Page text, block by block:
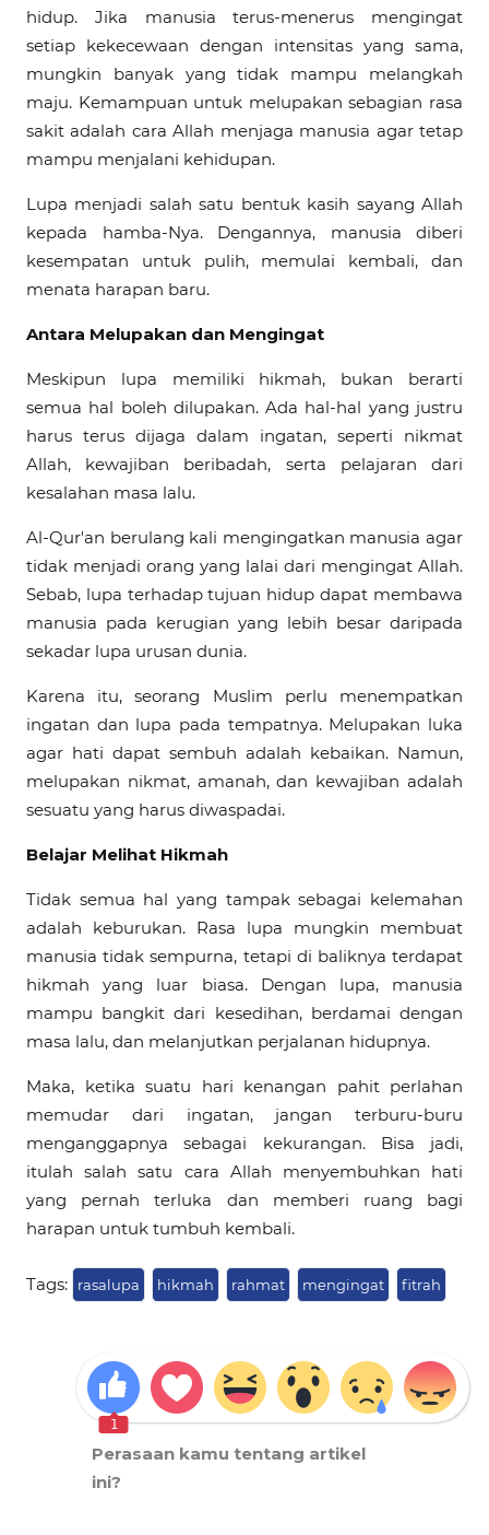
hidup. Jika manusia terus-menerus mengingat
setiap kekecewaan dengan intensitas yang sama,
mungkin banyak yang tidak mampu melangkah
maju. Kemampuan untuk melupakan sebagian rasa
sakit adalah cara Allah menjaga manusia agar tetap
mampu menjalani kehidupan.
Lupa menjadi salah satu bentuk kasih sayang Allah
kepada hamba-Nya. Dengannya, manusia diberi
kesempatan untuk pulih, memulai kembali, dan
menata harapan baru.
Antara Melupakan dan Mengingat
Meskipun lupa memiliki hikmah, bukan berarti
semua hal boleh dilupakan. Ada hal-hal yang justru
harus terus dijaga dalam ingatan, seperti nikmat
Allah, kewajiban beribadah, serta pelajaran dari
kesalahan masa lalu.
Al-Qur'an berulang kali mengingatkan manusia agar
tidak menjadi orang yang lalai dari mengingat Allah.
Sebab, lupa terhadap tujuan hidup dapat membawa
manusia pada kerugian yang lebih besar daripada
sekadar lupa urusan dunia.
Karena itu, seorang Muslim perlu menempatkan
ingatan dan lupa pada tempatnya. Melupakan luka
agar hati dapat sembuh adalah kebaikan. Namun,
melupakan nikmat, amanah, dan kewajiban adalah
sesuatu yang harus diwaspadai.
Belajar Melihat Hikmah
Tidak semua hal yang tampak sebagai kelemahan
adalah keburukan. Rasa lupa mungkin membuat
manusia tidak sempurna, tetapi di baliknya terdapat
hikmah yang luar biasa. Dengan lupa, manusia
mampu bangkit dari kesedihan, berdamai dengan
masa lalu, dan melanjutkan perjalanan hidupnya.
Maka, ketika suatu hari kenangan pahit perlahan
memudar dari ingatan, jangan terburu-buru
menganggapnya sebagai kekurangan. Bisa jadi,
itulah salah satu cara Allah menyembuhkan hati
yang pernah terluka dan memberi ruang bagi
harapan untuk tumbuh kembali.
Tags: rasalupa hikmah rahmat mengingat fitrah
Perasaan kamu tentang artikel
ini?
1